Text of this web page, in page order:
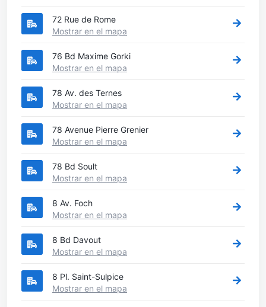
72 Rue de Rome
Mostrar en el mapa
76 Bd Maxime Gorki
Mostrar en el mapa
78 Av. des Ternes
Mostrar en el mapa
78 Avenue Pierre Grenier
Mostrar en el mapa
78 Bd Soult
Mostrar en el mapa
8 Av. Foch
Mostrar en el mapa
8 Bd Davout
Mostrar en el mapa
8 Pl. Saint-Sulpice
Mostrar en el mapa